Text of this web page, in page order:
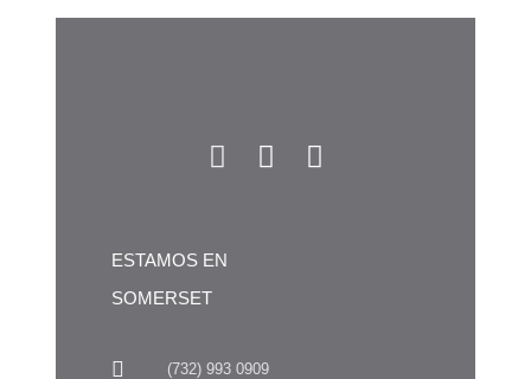
ESTAMOS EN
SOMERSET
(732) 993 0909